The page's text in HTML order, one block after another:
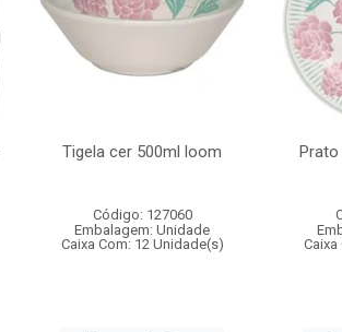
Tigela cer 500ml loom
Código: 127060
Embalagem: Unidade
Caixa Com: 12 Unidade(s)
Caixa